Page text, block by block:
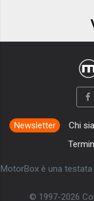
Newsletter Chi
MotorBox è una
© 1997-2026